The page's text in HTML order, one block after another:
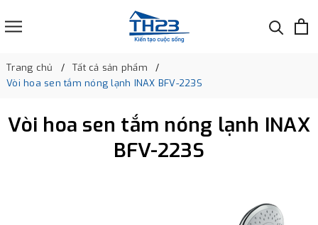
Trang chủ
Tất cả sản phẩm
Vòi hoa sen tắm nóng lạnh INAX BFV-223S
Vòi hoa sen tắm nóng lạnh INAX
BFV-223S